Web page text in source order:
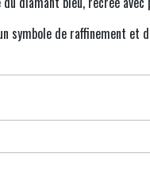
symbole de raffinement